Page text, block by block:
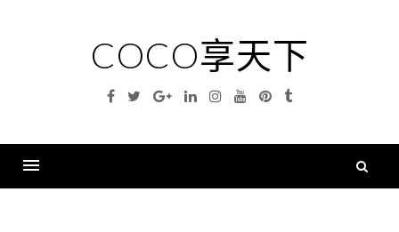
COCO享天下
Facebook
TwitterGoogleLinkedinInstagramYouTubePinterest
Tumblr